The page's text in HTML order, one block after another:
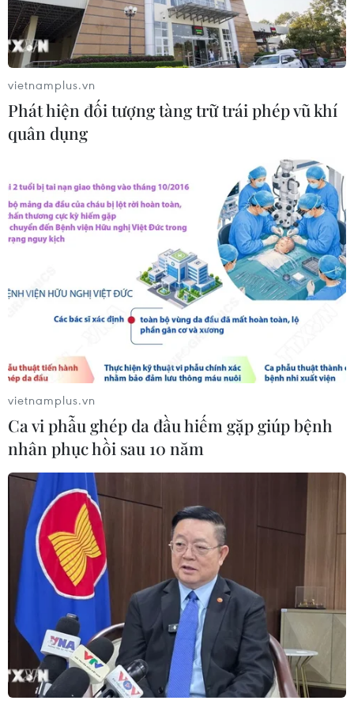
Walt Disney đồng ý bán 50% cổ phần
với giá 1,2 tỷ USD
VNPT-VRG và cái “bắt tay” chiến
nghiệp công nghệ số
05/08/2026 02:59
VIB ra mắt One Card, mở ra bước
tiến mới về thẻ tín dụng
05/08/2026 01:48
Doanh thu của Apple tại Ấn Độ lần
05/08/2026 00:53
Boeing 737 MAX 7 được đưa vào khai
thác sau hơn 8 năm chờ đợi
04/08/2026 02:48
Amazon lần đầu tiên đạt mức vốn
hóa 3.000 tỷ USD nhờ làn sóng lạc
quan mới về AI
03/08/2026 14:35
vietnamplus.vn
Phát hiện đối tượng tàng trữ trái phép vũ khí
quân dụng
vietnamplus.vn
Ca vi phẫu ghép da đầu hiếm gặp giúp bệnh
nhân phục hồi sau 10 năm